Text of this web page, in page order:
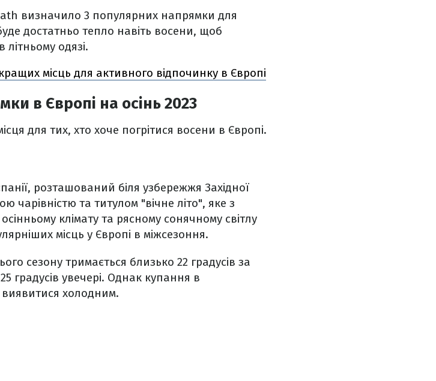
визначило 3 популярних напрямки для
достатньо тепло навіть восени, щоб
одязі.
місць для активного відпочинку в Європі
в Європі на осінь 2023
для тих, хто хоче погрітися восени в Європі.
розташований біля узбережжя Західної
чарівністю та титулом "вічне літо", яке з
клімату та рясному сонячному світлу
місць у Європі в міжсезоння.
сезону тримається близько 22 градусів за
градусів увечері. Однак купання в
холодним.